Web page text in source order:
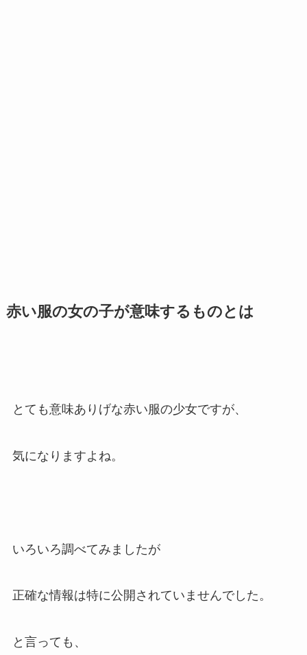
赤い服の女の子が意味するものとは
とても意味ありげな赤い服の少女ですが、
気になりますよね。
いろいろ調べてみましたが
正確な情報は特に公開されていませんでした。
と言っても、